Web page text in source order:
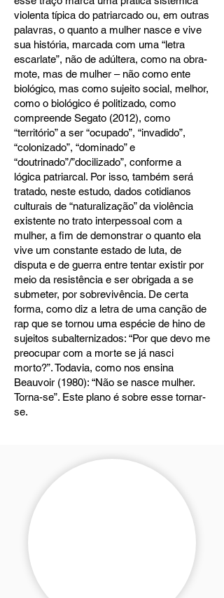
violenta típica do patriarcado ou, em outras
palavras, o quanto a mulher nasce e vive
sua história, marcada com uma “letra
escarlate”, não de adúltera, como na obra-
mote, mas de mulher – não como ente
biológico, mas como sujeito social, melhor,
como o biológico é politizado, como
compreende Segato (2012), como
“território” a ser “ocupado”, “invadido”,
“colonizado”, “dominado” e
“doutrinado”/”docilizado”, conforme a
lógica patriarcal. Por isso, também será
tratado, neste estudo, dados cotidianos
culturais de “naturalização” da violência
existente no trato interpessoal com a
mulher, a fim de demonstrar o quanto ela
vive um constante estado de luta, de
disputa e de guerra entre tentar existir por
meio da resistência e ser obrigada a se
submeter, por sobrevivência. De certa
forma, como diz a letra de uma canção de
rap que se tornou uma espécie de hino de
sujeitos subalternizados: “Por que devo me
preocupar com a morte se já nasci
morto?”. Todavia, como nos ensina
Beauvoir (1980): “Não se nasce mulher.
Torna-se”. Este plano é sobre esse tornar-
se.